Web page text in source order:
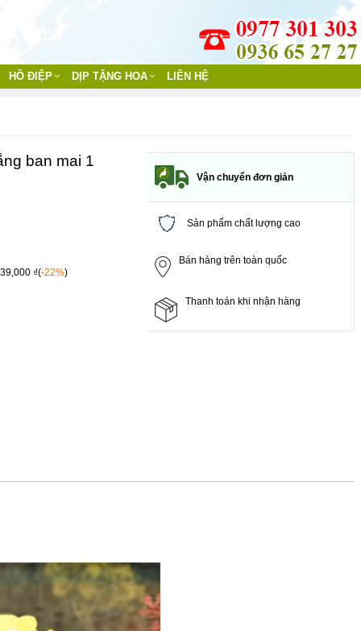
HỒ ĐIỆP DỊP TẶNG HOA LIÊN HỆ
ban mai 1
₫(-22%)
Vận chuyển đơn giản
Sản phẩm chất lượng cao
Bán hàng trên toàn quốc
Thanh toán khi nhận hàng